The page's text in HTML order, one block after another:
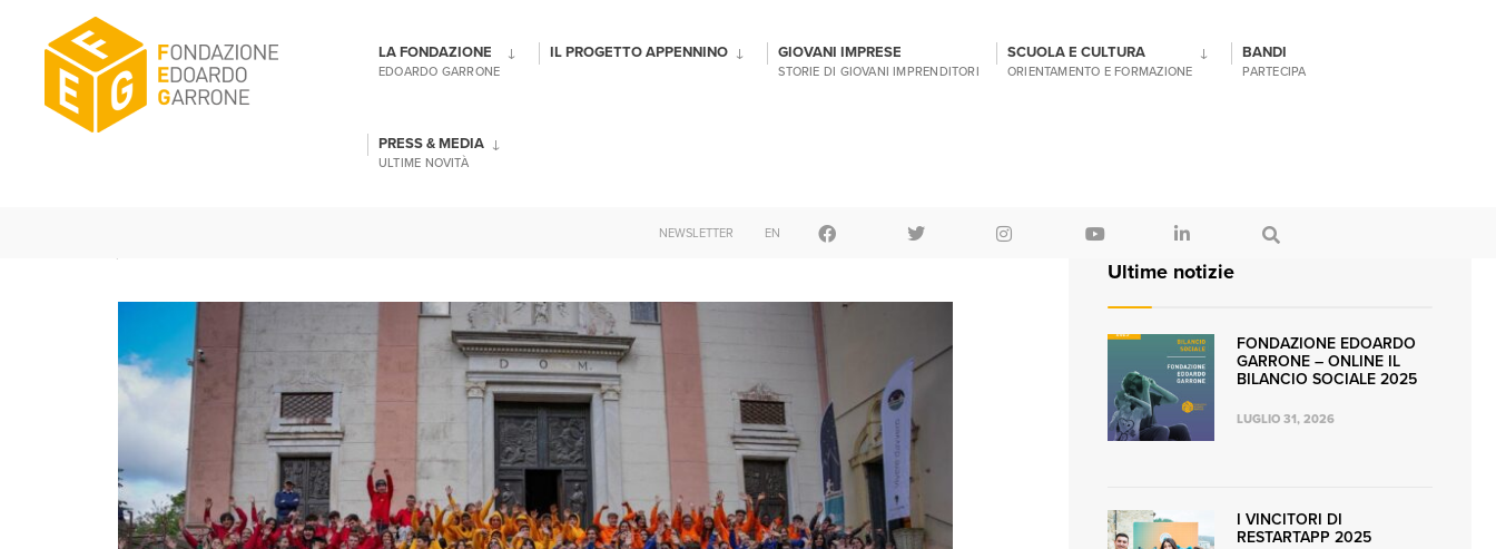
LA FONDAZIONE
EDOARDO GARRONE
IL PROGETTO APPENNINO GIOVANI IMPRESE
STORIE DI GIOVANI IMPRENDITORI
SCUOLA E CULTURA
ORIENTAMENTO E FORMAZIONE
BANDI
PARTECIPA
PRESS & MEDIA
ULTIME NOVITÀ
NEWSLETTER
EN
Ultime notizie
FONDAZIONE EDOARDO
GARRONE – ONLINE IL
BILANCIO SOCIALE 2025
LUGLIO 31, 2026
I VINCITORI DI
RESTARTAPP 2025